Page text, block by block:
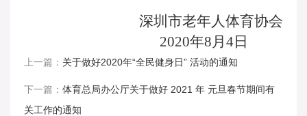
深圳市老年人体育协会
2020年8月4日
上一篇： 关于做好2020年“全民健身日” 活动的通知
下一篇： 体育总局办公厅关于做好 2021 年 元旦春节期间有
关工作的通知